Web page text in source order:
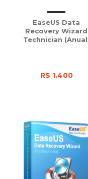
EaseUS Data
Recovery Wizard
Technician
R$ 1.400